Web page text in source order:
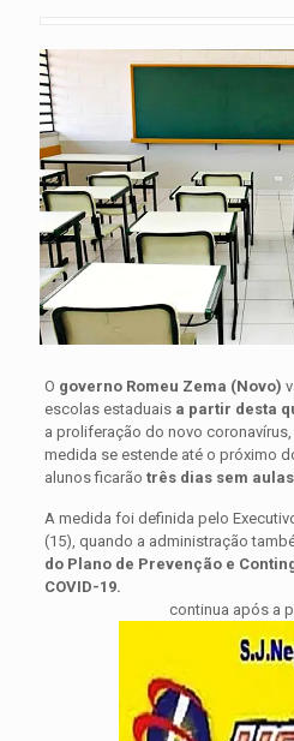
O governo Romeu Zema (Novo)
escolas estaduais a partir desta
a proliferação do novo coronavírus,
medida se estende até o próximo
alunos ficarão três dias sem
A medida foi definida pelo
(15), quando a administração
do Plano de Prevenção e
COVID-19.
continua após a